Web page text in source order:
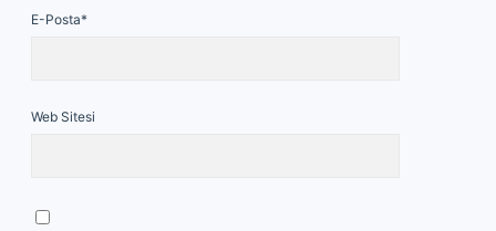
E-Posta*
Web Sitesi